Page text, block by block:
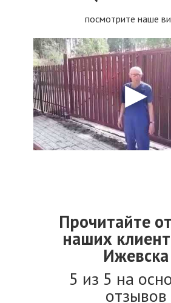
посмотрите наше
Прочитайте
наших
Ижевска
5 из 5 на
отзывов